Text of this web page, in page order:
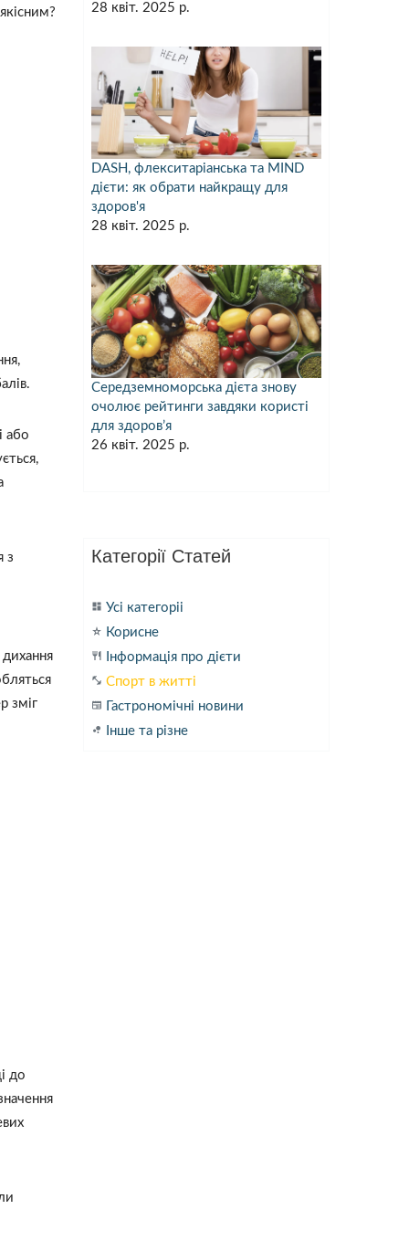
або
з
дихання
зміг
до
28 квіт. 2025 р.
DASH, флекситаріанська та MIND
дієти: як обрати найкращу для
здоров'я
28 квіт. 2025 р.
Середземноморська дієта знову
очолює рейтинги завдяки користі
для здоров’я
26 квіт. 2025 р.
Категорії Статей
dashboard Усі категоріі
star_purple500 Корисне
restaurant Інформація про дієти
fitness_center Спорт в житті
newspaper Гастрономічні новини
bubble_chart Інше та різне